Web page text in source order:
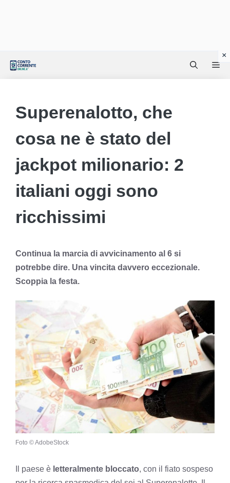
Superenalotto, che
cosa ne è stato del
jackpot milionario: 2
italiani oggi sono
ricchissimi
Continua la marcia di avvicinamento al 6 si
potrebbe dire. Una vincita davvero eccezionale.
Scoppia la festa.
Foto © AdobeStock
Il paese è letteralmente bloccato, con il fiato sospeso